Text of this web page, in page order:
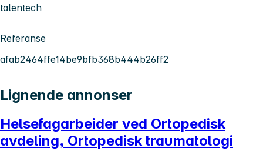
talentech
Referanse
afab2464ffe14be9bfb368b444b26ff2
Lignende annonser
Helsefagarbeider ved Ortopedisk
avdeling, Ortopedisk traumatologi